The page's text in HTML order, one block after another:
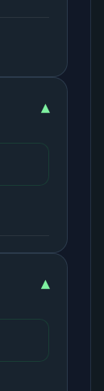
▾
▾